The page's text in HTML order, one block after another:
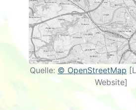
Quelle: © OpenStreetMap
Website]